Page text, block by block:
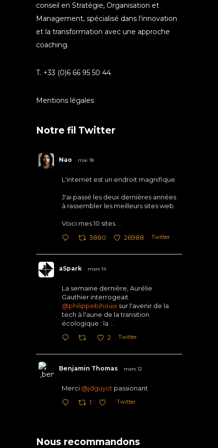
conseil en Stratégie, Organisation et
Management, spécialisé dans l’innovation
et la transformation avec une approche
coaching.
T. +33 (0)6 66 95 50 44
Mentions légales
Notre fil Twitter
Nao mai 18
L'internet est un endroit magnifique.
J'ai passé les deux dernières années
à rassembler les meilleurs sites web.
Voici mes 10 sites
3880 26988 Twitter
aSpark mars 14
La semaine dernière, Aurélie
Gauthier interrogeait
@philippebihouix sur l'avenir de la
tech à l'aune de la transition
écologique : la
2 Twitter
Benjamin Thomas mars 12
Merci @jdguyot passionant
1 Twitter
Nous recommandons